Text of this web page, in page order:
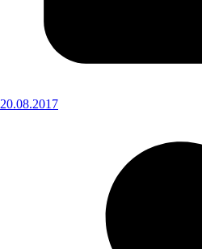
20.08.2017